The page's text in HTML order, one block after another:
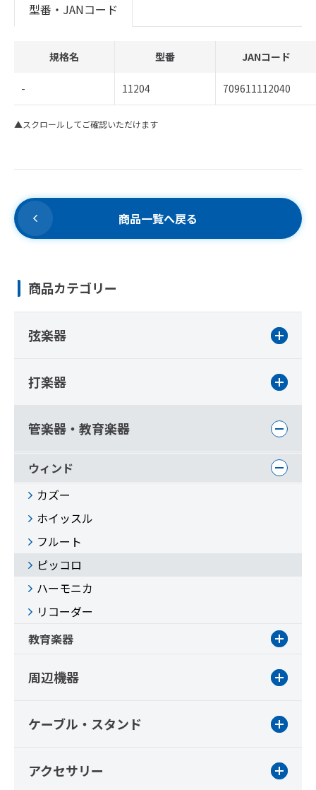
型番・JANコード
規格名 型番 JANコード
- 11204 709611112040
▲スクロールしてご確認いただけます
商品一覧へ戻る
商品カテゴリー
弦楽器
打楽器
管楽器・教育楽器
ウィンド
カズー
ホイッスル
フルート
ピッコロ
ハーモニカ
リコーダー
教育楽器
周辺機器
ケーブル・スタンド
アクセサリー